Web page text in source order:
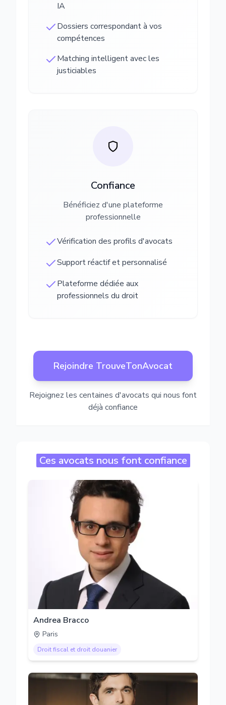
IA
Dossiers correspondant à vos
compétences
Matching intelligent avec les
justiciables
Confiance
Bénéficiez d'une plateforme
professionnelle
Vérification des profils d'avocats
Support réactif et personnalisé
Plateforme dédiée aux
professionnels du droit
Rejoindre TrouveTonAvocat
Rejoignez les centaines d'avocats qui nous font
déjà confiance
Ces avocats nous font confiance
Andrea Bracco
Paris
Droit fiscal et droit douanier